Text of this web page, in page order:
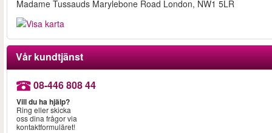
Madame Tussauds Marylebone Road London, NW1 5LR
Vår kundtjänst
08-446 808 44
Vill du ha hjälp?
Ring eller skicka
oss dina frågor via
kontaktformuläret!